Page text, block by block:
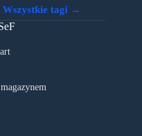
Wszystkie tagi →